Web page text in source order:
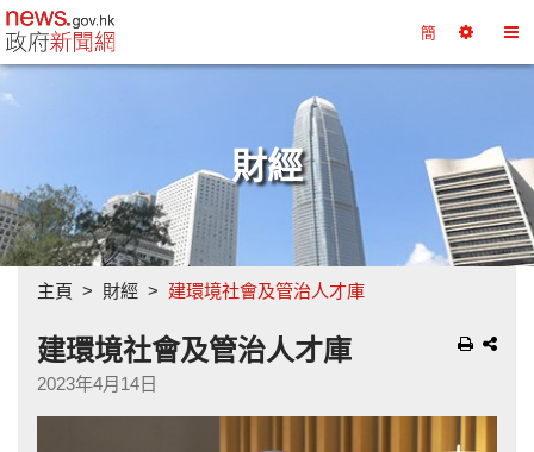
政府新聞網主頁 簡
擇
換
財經
主頁 財經 建環境社會及管治人才庫
建環境社會及管治人才庫
2023年4月14日